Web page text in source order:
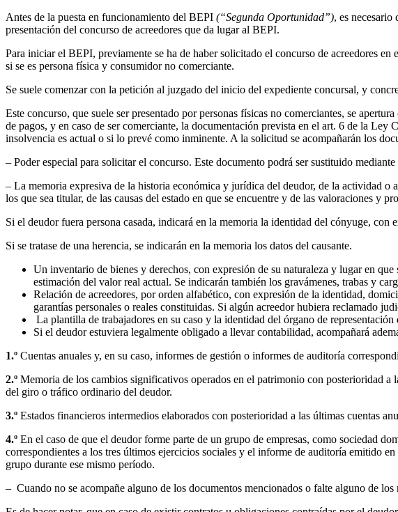
Antes de la puesta en funcionamiento del BEPI (“Segunda Oportunidad”), es necesario
presentación del concurso de acreedores que da lugar al BEPI.
Para iniciar el BEPI, previamente se ha de haber solicitado el concurso de acreedores
si se es persona física y consumidor no comerciante.
Se suele comenzar con la petición al juzgado del inicio del expediente concursal, y
Este concurso, que suele ser presentado por personas físicas no comerciantes, se
de pagos, y en caso de ser comerciante, la documentación prevista en el art. 6 de la
insolvencia es actual o si lo prevé como inminente. A la solicitud se acompañarán los
– Poder especial para solicitar el concurso. Este documento podrá ser sustituido
– La memoria expresiva de la historia económica y jurídica del deudor, de la actividad o
los que sea titular, de las causas del estado en que se encuentre y de las valoraciones y
Si el deudor fuera persona casada, indicará en la memoria la identidad del cónyuge,
Si se tratase de una herencia, se indicarán en la memoria los datos del causante.
Un inventario de bienes y derechos, con expresión de su naturaleza y lugar en
estimación del valor real actual. Se indicarán también los gravámenes, trabas y
Relación de acreedores, por orden alfabético, con expresión de la identidad,
garantías personales o reales constituidas. Si algún acreedor hubiera reclamado
La plantilla de trabajadores en su caso y la identidad del órgano de
Si el deudor estuviera legalmente obligado a llevar contabilidad, acompañará
1.º Cuentas anuales y, en su caso, informes de gestión o informes de auditoría
2.º Memoria de los cambios significativos operados en el patrimonio con posterioridad a
del giro o tráfico ordinario del deudor.
3.º Estados financieros intermedios elaborados con posterioridad a las últimas cuentas
4.º En el caso de que el deudor forme parte de un grupo de empresas, como sociedad
correspondientes a los tres últimos ejercicios sociales y el informe de auditoría emitido
grupo durante ese mismo período.
– Cuando no se acompañe alguno de los documentos mencionados o falte alguno de